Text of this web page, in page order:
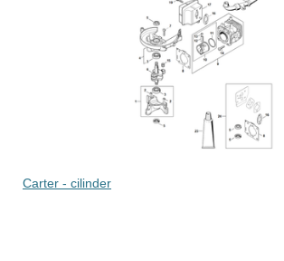
Carter - cilinder